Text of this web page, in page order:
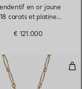
en or jaune
18 carats et platine
€ 121.000